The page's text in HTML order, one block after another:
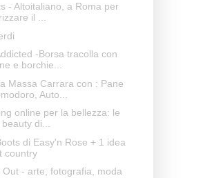
- Altoitaliano, a Roma per
il ...
-Borsa tracolla con
e borchie...
Massa Carrara con : Pane
Auto...
online per la bellezza: le
di...
di Easy'n Rose + 1 idea
country
Out - arte, fotografia, moda